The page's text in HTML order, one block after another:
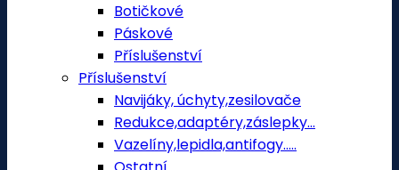
Botičkové
Páskové
Příslušenství
Příslušenství
Navijáky, úchyty,zesilovače
Redukce,adaptéry,záslepky...
Vazelíny,lepidla,antifogy.....